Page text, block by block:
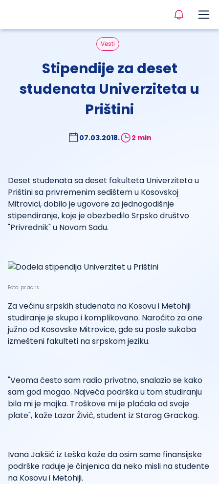
Vesti
Stipendije za deset
studenata Univerziteta u
Prištini
07.03.2018. 2 min
Deset studenata sa deset fakulteta Univerziteta u
Prištini sa privremenim sedištem u Kosovskoj
Mitrovici, dobilo je ugovore za jednogodišnje
stipendiranje, koje je obezbedilo Srpsko društvo
"Privrednik" u Novom Sadu.
Foto: pr.ac.rs
Za većinu srpskih studenata na Kosovu i Metohiji
studiranje je skupo i komplikovano. Naročito za one
južno od Kosovske Mitrovice, gde su posle sukoba
izmešteni fakulteti na srpskom jeziku.
"Veoma često sam radio privatno, snalazio se kako
sam god mogao. Najveća podrška u tom studiranju
bila mi je majka. Troškove mi je plaćala od svoje
plate", kaže Lazar Živić, student iz Starog Grackog.
Ivana Jakšić iz Leška kaže da osim same finansijske
podrške raduje je činjenica da neko misli na studente
na Kosovu i Metohiji.